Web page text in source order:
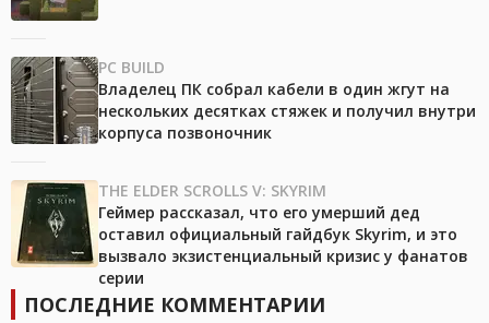
PC BUILD
Владелец ПК собрал кабели в один жгут на
нескольких десятках стяжек и получил внутри
корпуса позвоночник
THE ELDER SCROLLS V: SKYRIM
Геймер рассказал, что его умерший дед
оставил официальный гайдбук Skyrim, и это
вызвало экзистенциальный кризис у фанатов
серии
ПОСЛЕДНИЕ КОММЕНТАРИИ